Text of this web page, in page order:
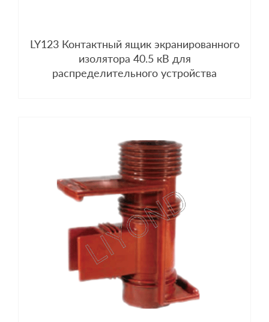
LY123 Контактный ящик экранированного
изолятора 40.5 кВ для
распределительного устройства